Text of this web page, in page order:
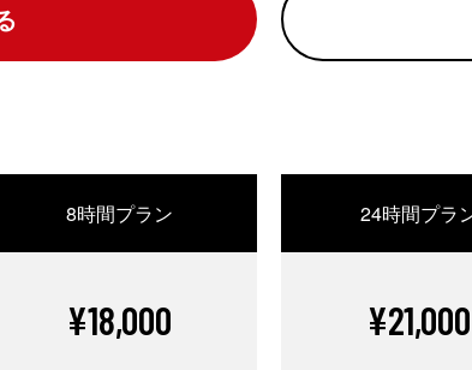
8時間プラン
¥18,000
24時間プラ
¥21,000